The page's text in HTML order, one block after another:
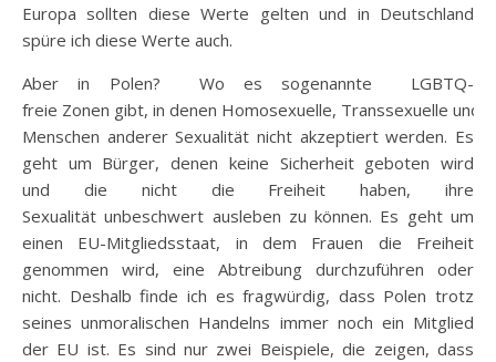
Europa sollten diese Werte gelten und in Deutschland
spüre ich diese Werte auch.
Aber in Polen? Wo es sogenannte LGBTQ-
freie Zonen gibt, in denen Homosexuelle, Transsexuelle und
Menschen anderer Sexualität nicht akzeptiert werden. Es
geht um Bürger, denen keine Sicherheit geboten wird
und die nicht die Freiheit haben, ihre
Sexualität unbeschwert ausleben zu können. Es geht um
einen EU-Mitgliedsstaat, in dem Frauen die Freiheit
genommen wird, eine Abtreibung durchzuführen oder
nicht. Deshalb finde ich es fragwürdig, dass Polen trotz
seines unmoralischen Handelns immer noch ein Mitglied
der EU ist. Es sind nur zwei Beispiele, die zeigen, dass